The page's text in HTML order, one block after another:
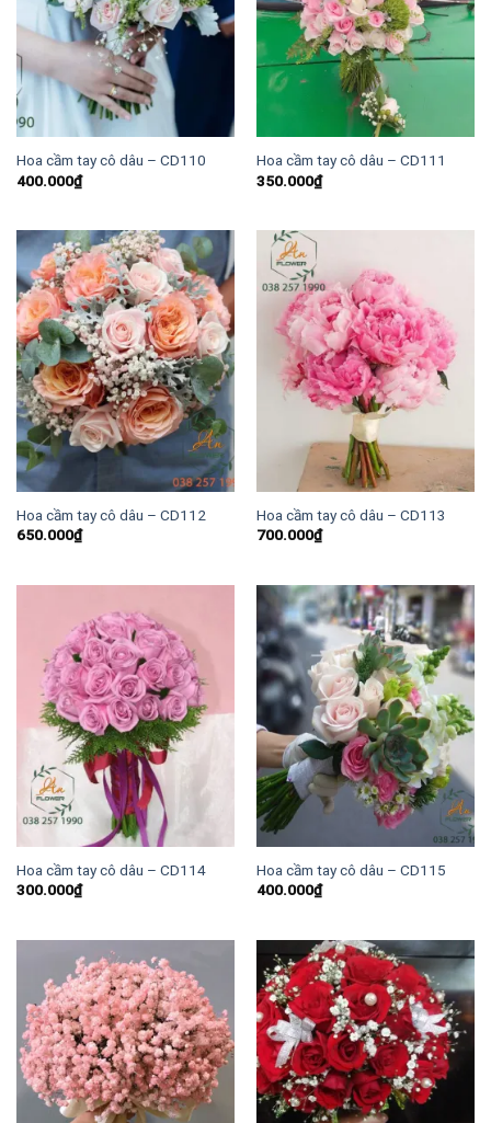
Hoa cầm tay cô dâu – CD110
400.000₫
Hoa cầm tay cô dâu – CD111
350.000₫
Hoa cầm tay cô dâu – CD112
650.000₫
Hoa cầm tay cô dâu – CD113
700.000₫
Hoa cầm tay cô dâu – CD114
300.000₫
Hoa cầm tay cô dâu – CD115
400.000₫